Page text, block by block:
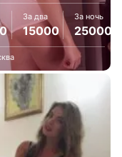
За два
15000
За ночь
25000